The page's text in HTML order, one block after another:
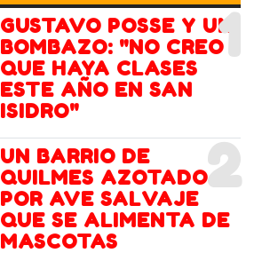
1
GUSTAVO POSSE Y UN
BOMBAZO: "NO CREO
QUE HAYA CLASES
ESTE AÑO EN SAN
ISIDRO"
2
UN BARRIO DE
QUILMES AZOTADO
POR AVE SALVAJE
QUE SE ALIMENTA DE
MASCOTAS